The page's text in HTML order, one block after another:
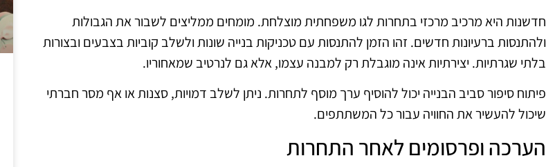
חדשנות היא מרכיב מרכזי בתחרות לגו משפחתית מוצלחת. מומחים ממליצים לשבור את הגבולות
ולהתנסות ברעיונות חדשים. זהו הזמן להתנסות עם טכניקות בנייה שונות ולשלב קוביות בצבעים ובצורות
בלתי שגרתיות. יצירתיות אינה מוגבלת רק למבנה עצמו, אלא גם לנרטיב שמאחוריו.
פיתוח סיפור סביב הבנייה יכול להוסיף ערך מוסף לתחרות. ניתן לשלב דמויות, סצנות או אף מסר חברתי
שיכול להעשיר את החוויה עבור כל המשתתפים.
הערכה ופרסומים לאחר התחרות